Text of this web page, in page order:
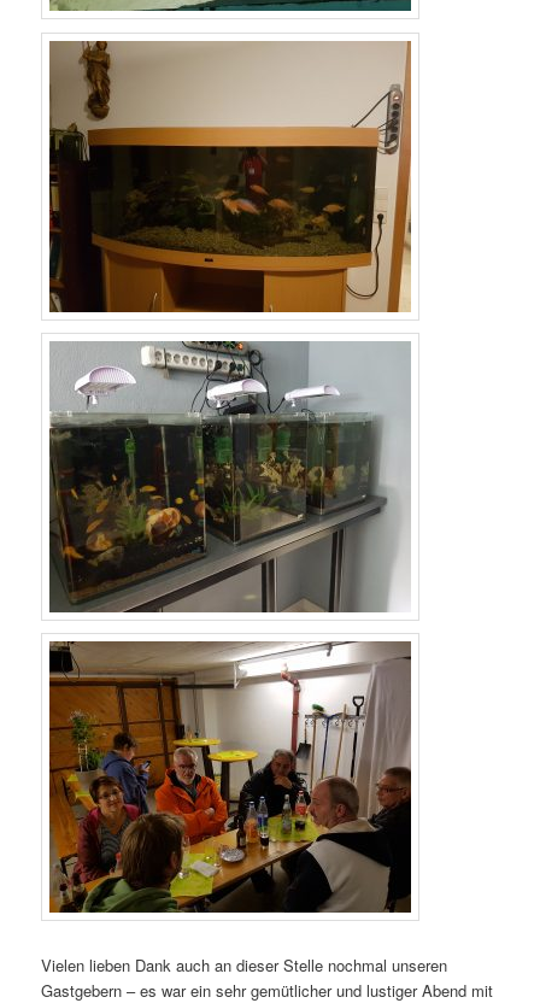
Vielen lieben Dank auch an dieser Stelle nochmal unseren
Gastgebern – es war ein sehr gemütlicher und lustiger Abend mit